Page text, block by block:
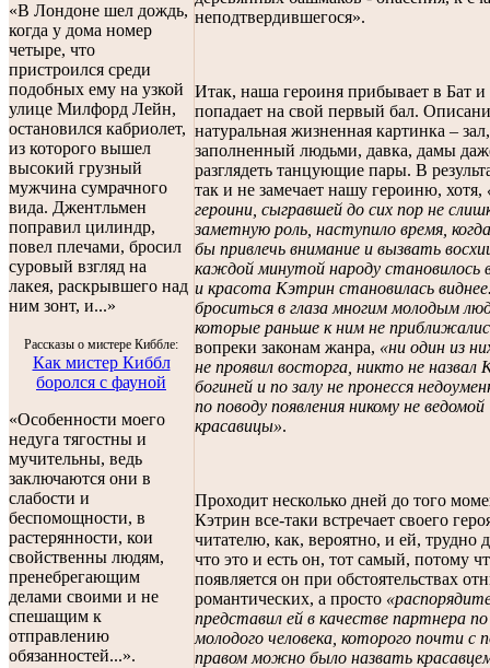
«В Лондоне шел дождь,
когда у дома номер
четыре, что
пристроился среди
подобных ему на узкой
улице Милфорд Лейн,
остановился кабриолет,
из которого вышел
высокий грузный
мужчина сумрачного
вида. Джентльмен
поправил цилиндр,
повел плечами, бросил
суровый взгляд на
лакея, раскрывшего над
ним зонт, и...»
Рассказы о мистере Киббле:
Как мистер Киббл
боролся с фауной
«Особенности моего
недуга тягостны и
мучительны, ведь
заключаются они в
слабости и
беспомощности, в
растерянности, кои
свойственны людям,
пренебрегающим
делами своими и не
спешащим к
отправлению
обязанностей...».
неподтвердившегося».
Итак, наша героиня прибывает в Бат
попадает на свой первый бал.
натуральная жизненная картинка – зал,
заполненный людьми, давка, дамы
разглядеть танцующие пары. В
так и не замечает нашу героиню, хотя,
героини, сыгравшей до сих пор не
заметную роль, наступило время,
бы привлечь внимание и вызвать
каждой минутой народу становилось
и красота Кэтрин становилась
броситься в глаза многим молодым
которые раньше к ним не
вопреки законам жанра, «ни один из
не проявил восторга, никто не назвал
богиней и по залу не пронесся
по поводу появления никому не ведомой
красавицы».
Проходит несколько дней до того
Кэтрин все-таки встречает своего
читателю, как, вероятно, и ей, трудно
что это и есть он, тот самый, потому
появляется он при обстоятельствах
романтических, а просто
представил ей в качестве партнера
молодого человека, которого почти с
правом можно было назвать